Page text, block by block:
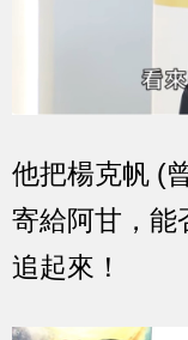
他把楊克帆 (
寄給阿甘，能
追起來！